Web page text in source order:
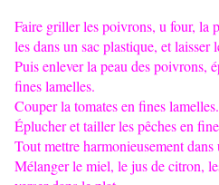
Faire griller les poivrons, u four, la
les dans un sac plastique, et laisser
Puis enlever la peau des poivrons,
fines lamelles.
Couper la tomates en fines lamelles.
Éplucher et tailler les pêches en
Tout mettre harmonieusement dans
Mélanger le miel, le jus de citron,